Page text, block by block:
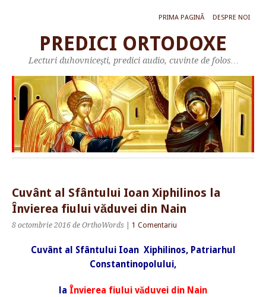
PRIMA PAGINĂ DESPRE NOI
PREDICI ORTODOXE
Lecturi duhovniceşti, predici audio, cuvinte de folos…
Cuvânt al Sfântului Ioan Xiphilinos la
Învierea fiului văduvei din Nain
8 octombrie 2016 de OrthoWords 1 Comentariu
Cuvânt al Sfântului Ioan Xiphilinos, Patriarhul
Constantinopolului,
la Învierea fiului văduvei din Nain